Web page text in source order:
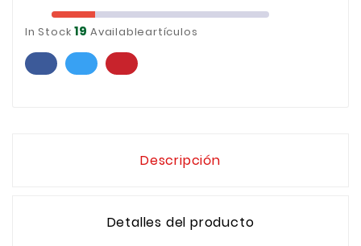
In Stock19 Availableartículos
Descripción
Detalles del producto